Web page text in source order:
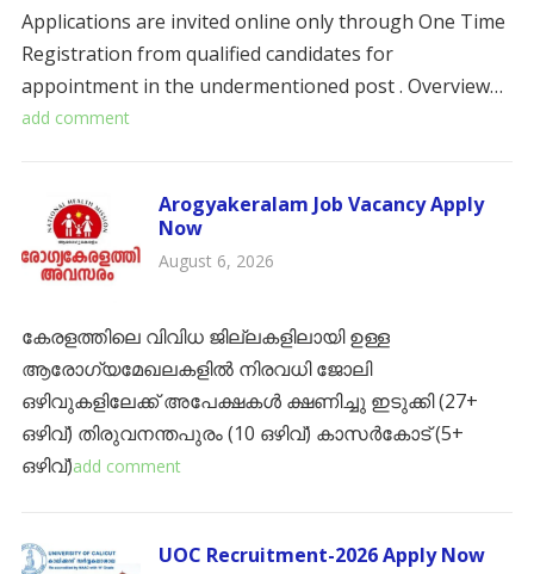
Applications are invited online only through One Time
Registration from qualified candidates for
appointment in the undermentioned post . ​Overview…
add comment
Arogyakeralam Job Vacancy Apply
Now
August 6, 2026
കേരളത്തിലെ വിവിധ ജില്ലകളിലായി ഉള്ള
ആരോഗ്യമേഖലകളിൽ നിരവധി ജോലി
ഒഴിവുകളിലേക്ക് അപേക്ഷകൾ ക്ഷണിച്ചു ഇടുക്കി (27+
ഒഴിവ്) ​തിരുവനന്തപുരം (10 ഒഴിവ്) ​കാസർകോട് (5+
ഒഴിവ്)add comment
UOC Recruitment-2026 Apply Now